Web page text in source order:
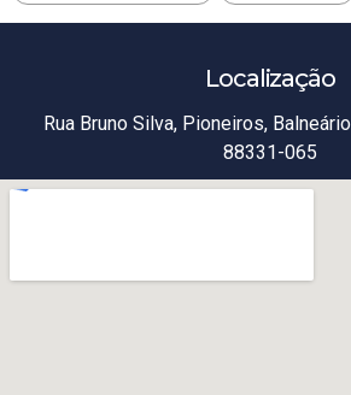
Localização
Rua Bruno Silva, Pioneiros,
88331-065